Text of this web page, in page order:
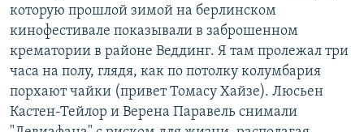
которую прошлой зимой на берлинском
кинофестивале показывали в заброшенном
крематории в районе Веддинг. Я там пролежал три
часа на полу, глядя, как по потолку колумбария
порхают чайки (привет Томасу Хайзе). Люсьен
Кастен-Тейлор и Верена Паравель снимали